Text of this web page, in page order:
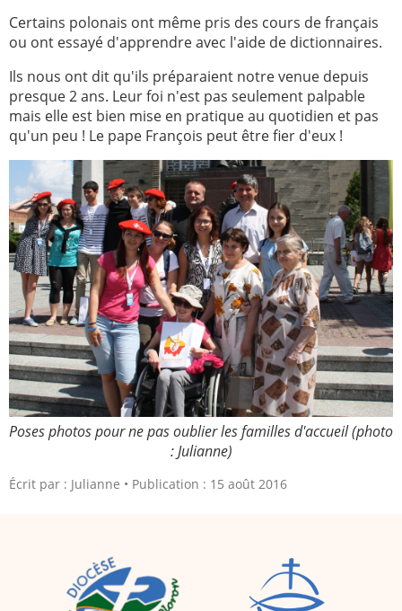
Certains polonais ont même pris des cours de français
ou ont essayé d'apprendre avec l'aide de dictionnaires.
Ils nous ont dit qu'ils préparaient notre venue depuis
presque 2 ans. Leur foi n'est pas seulement palpable
mais elle est bien mise en pratique au quotidien et pas
qu'un peu ! Le pape François peut être fier d'eux !
Poses photos pour ne pas oublier les familles d'accueil (photo
: Julianne)
Écrit par : Julianne Publication : 15 août 2016